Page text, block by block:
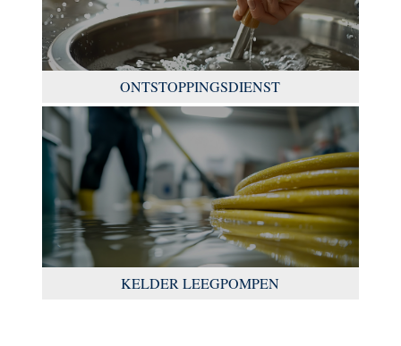
ONTSTOPPINGSDIENST
KELDER LEEGPOMPEN